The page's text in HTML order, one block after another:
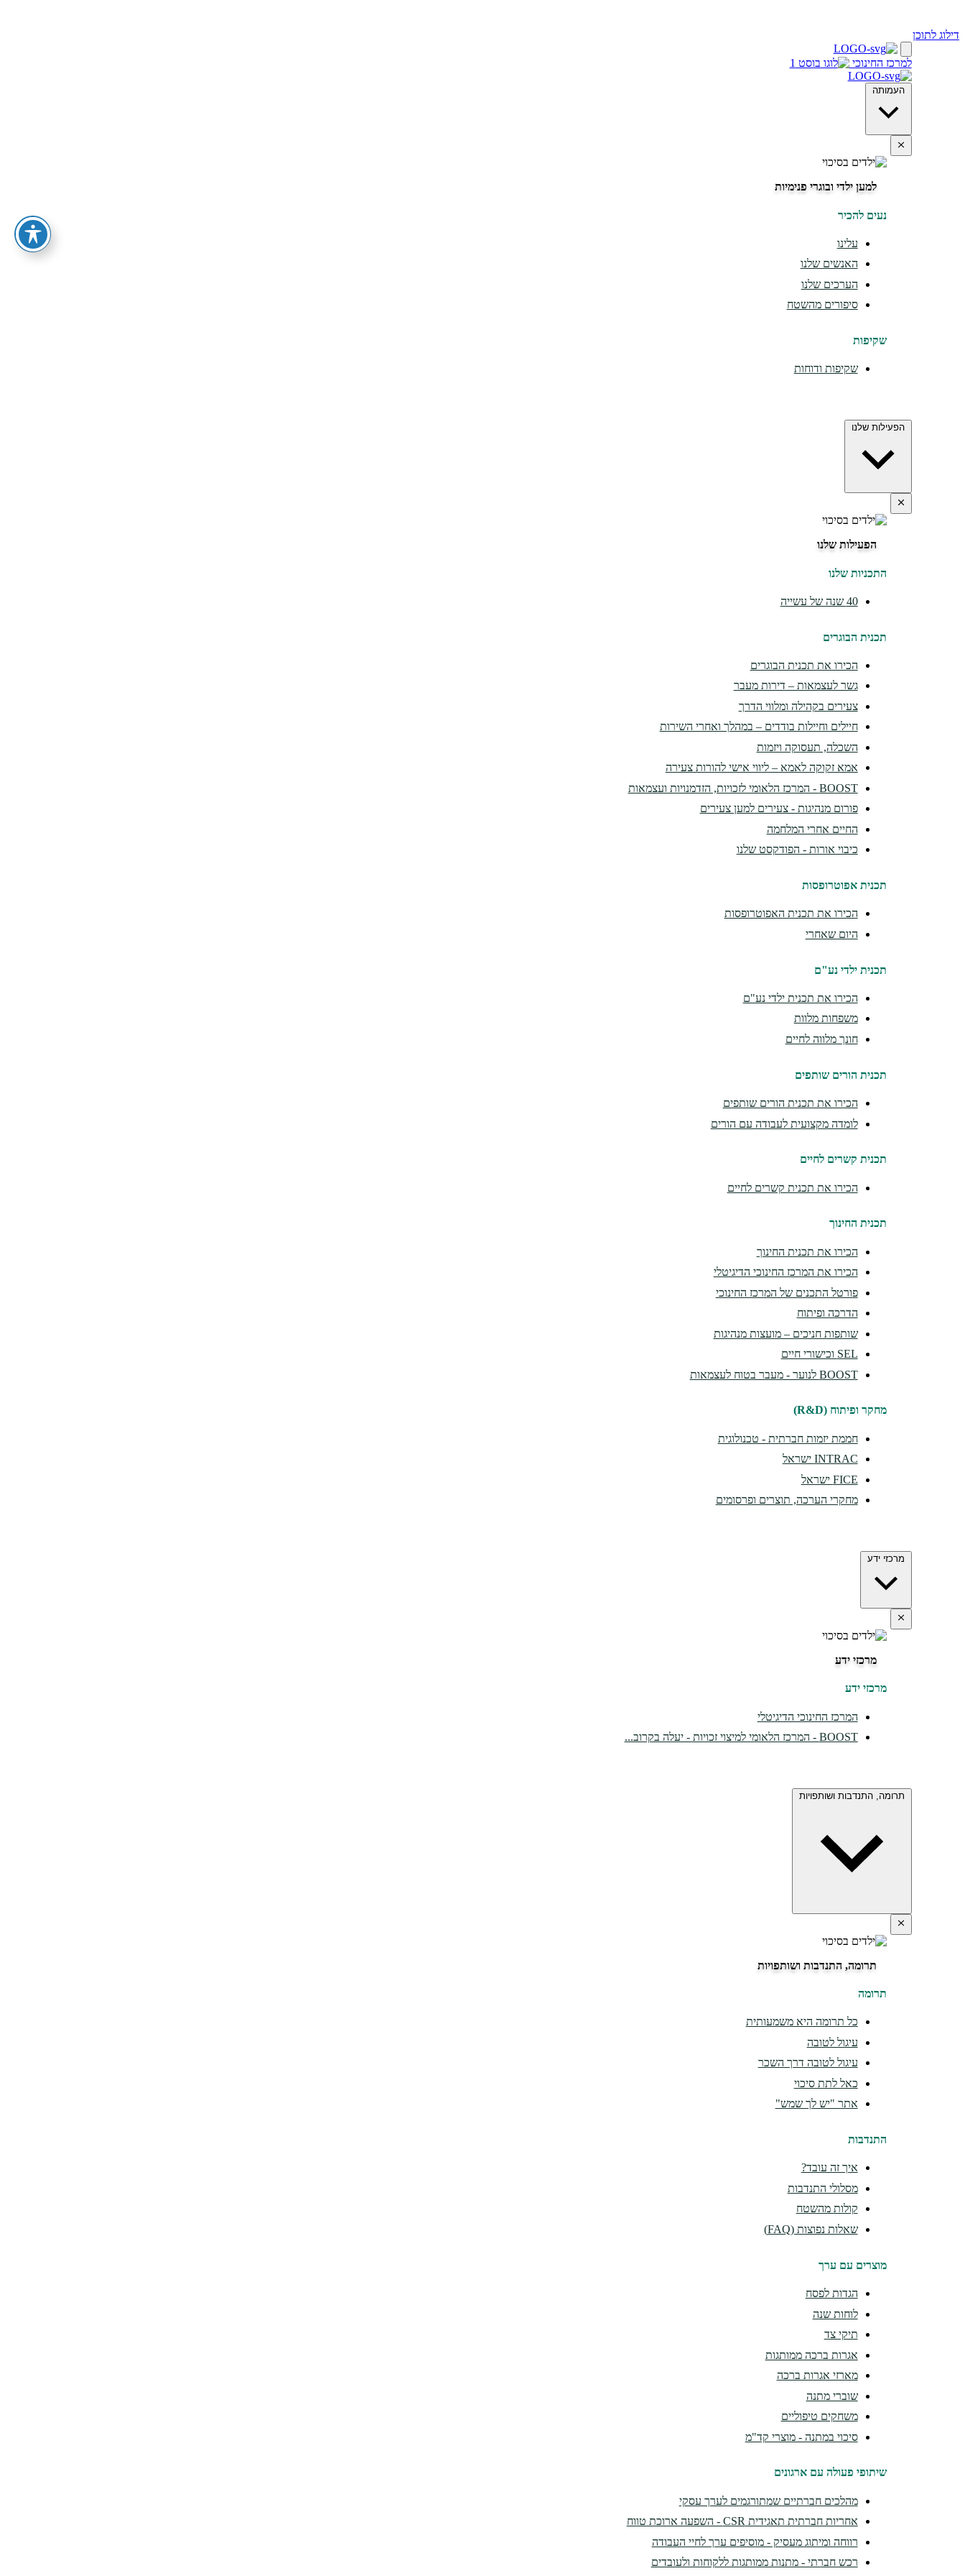
דילוג לתוכן
למרכז החינוכי
העמותה
למען ילדי ובוגרי פנימיות
נעים להכיר
עלינו
האנשים שלנו
הערכים שלנו
סיפורים מהשטח
שקיפות
שקיפות ודוחות
הפעילות שלנו
הפעילות שלנו
התכניות שלנו
40 שנה של עשייה
תכנית הבוגרים
הכירו את תכנית הבוגרים
גשר לעצמאות – דירות מעבר
צעירים בקהילה ומלווי הדרך
חיילים וחיילות בודדים – במהלך ואחרי השירות
השכלה, תעסוקה ויזמות
אמא זקוקה לאמא – ליווי אישי להורות צעירה
BOOST - המרכז הלאומי לזכויות, הזדמנויות ועצמאות
פורום מנהיגות - צעירים למען צעירים
החיים אחרי המלחמה
כיבוי אורות - הפודקסט שלנו
תכנית אפוטרופסות
הכירו את תכנית האפוטרופסות
היום שאחרי
תכנית ילדי נע"ם
הכירו את תכנית ילדי נע"ם
משפחות מלוות
חונך מלווה לחיים
תכנית הורים שותפים
הכירו את תכנית הורים שותפים
לומדה מקצועית לעבודה עם הורים
תכנית קשרים לחיים
הכירו את תכנית קשרים לחיים
תכנית החינוך
הכירו את תכנית החינוך
הכירו את המרכז החינוכי הדיגיטלי
פורטל התכנים של המרכז החינוכי
הדרכה ופיתוח
שותפות חניכים – מועצות מנהיגות
SEL וכישורי חיים
BOOST לנוער - מעבר בטוח לעצמאות
מחקר ופיתוח (R&D)
חממת יזמות חברתית - טכנולוגית
INTRAC ישראל
FICE ישראל
מחקרי הערכה, תוצרים ופרסומים
מרכזי ידע
מרכזי ידע
מרכזי ידע
המרכז החינוכי הדיגיטלי
BOOST - המרכז הלאומי למיצוי זכויות - יעלה בקרוב...
תרומה, התנדבות ושותפויות
תרומה, התנדבות ושותפויות
תרומה
כל תרומה היא משמעותית
עיגול לטובה
עיגול לטובה דרך השכר
כאל לתת סיכוי
אתר "יש לך שמש"
התנדבות
איך זה עובד?
מסלולי התנדבות
קולות מהשטח
שאלות נפוצות (FAQ)
מוצרים עם ערך
הגדות לפסח
לוחות שנה
תיקי צד
אגרות ברכה ממותגות
מארזי אגרות ברכה
שוברי מתנה
משחקים טיפוליים
סיכוי במתנה - מוצרי קד"מ
שיתופי פעולה עם ארגונים
מהלכים חברתיים שמתורגמים לערך עסקי
אחריות חברתית תאגידית CSR - השפעה ארוכת טווח
רווחה ומיתוג מעסיק - מוסיפים ערך לחיי העבודה
רכש חברתי - מתנות ממותגות ללקוחות ולעובדים